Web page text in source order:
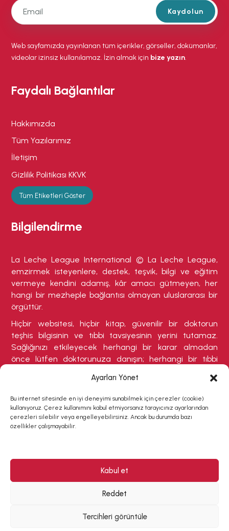
Ayarları Yönet
Bu internet sitesinde en iyi deneyimi sunabilmek için çerezler (cookie)
kullanıyoruz. Çerez kullanımını kabul etmiyorsanız tarayıcınız ayarlarından
çerezleri silebilir veya engelleyebilirsiniz. Ancak bu durumda bazı
özellikler çalışmayabilir.
Kabul et
Reddet
Tercihleri görüntüle
Kaydolun
Web sayfamızda yayınlanan tüm içerikler, görseller, dokümanlar,
videolar izinsiz kullanılamaz. İzin almak için bize yazın.
Faydalı Bağlantılar
Hakkımızda
Tüm Yazılarımız
İletişim
Gizlilik Politikası KKVK
Tüm Etiketleri Göster
Bilgilendirme
La Leche League International © La Leche League,
emzirmek isteyenlere, destek, teşvik, bilgi ve eğitim
vermeye kendini adamış, kâr amacı gütmeyen, her
hangi bir mezheple bağlantısı olmayan uluslararası bir
örgüttür.
Hiçbir websitesi, hiçbir kitap, güvenilir bir doktorun
teşhis bilgisinin ve tıbbi tavsiyesinin yerini tutamaz.
Sağlığınızı etkileyecek herhangi bir karar almadan
önce lütfen doktorunuza danışın; herhangi bir tıbbi
gerektirebilecek herhangi bir belirti varsa buna özellikle
Copyright © 2026 La Leche League Türkiye | All rights
reserved. Designed by Charlotte Codron & Vicky
WEBIVY